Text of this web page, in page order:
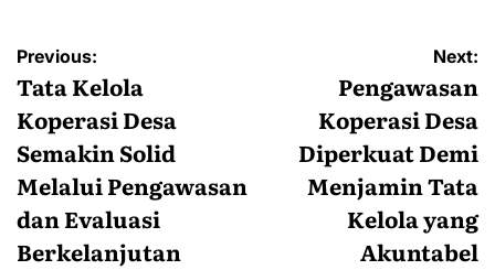
Navigasi
pos
Previous:
Tata Kelola
Koperasi Desa
Semakin Solid
Melalui Pengawasan
dan Evaluasi
Berkelanjutan
Next:
Pengawasan
Koperasi Desa
Diperkuat Demi
Menjamin Tata
Kelola yang
Akuntabel